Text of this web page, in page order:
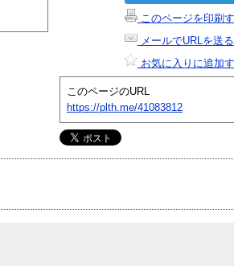
このページを印刷
メールでURLを送る
お気に入りに追加
このページのURL
https://plth.me/41083812